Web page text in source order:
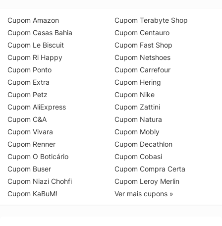
Cupom Amazon
Cupom Casas Bahia
Cupom Le Biscuit
Cupom Ri Happy
Cupom Ponto
Cupom Extra
Cupom Petz
Cupom AliExpress
Cupom C&A
Cupom Vivara
Cupom Renner
Cupom O Boticário
Cupom Buser
Cupom Niazi Chohfi
Cupom KaBuM!
Cupom Terabyte Shop
Cupom Centauro
Cupom Fast Shop
Cupom Netshoes
Cupom Carrefour
Cupom Hering
Cupom Nike
Cupom Zattini
Cupom Natura
Cupom Mobly
Cupom Decathlon
Cupom Cobasi
Cupom Compra Certa
Cupom Leroy Merlin
Ver mais cupons »